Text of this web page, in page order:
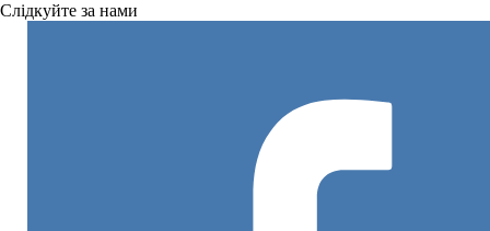
Слідкуйте за нами